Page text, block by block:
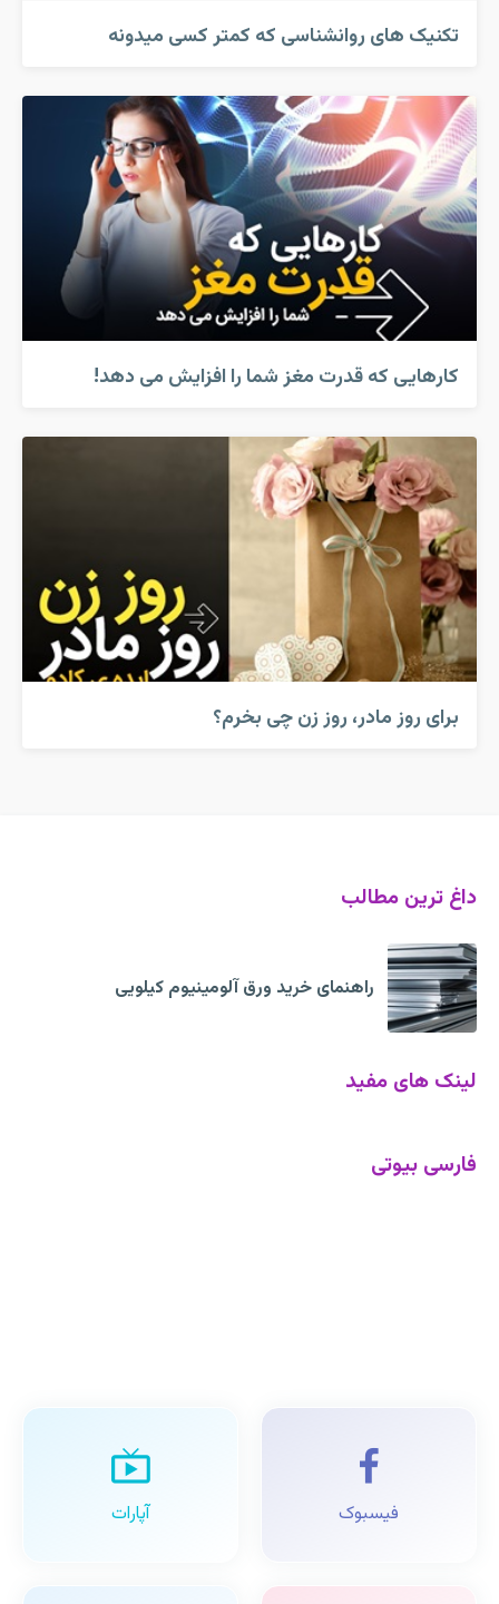
تکنیک های روانشناسی که کمتر کسی میدونه
کارهایی که قدرت مغز شما را افزایش می دهد!
برای روز مادر، روز زن چی بخرم؟
داغ ترین مطالب
راهنمای خرید ورق آلومینیوم کیلویی
لینک های مفید
فارسی بیوتی
فیسبوک آپارات